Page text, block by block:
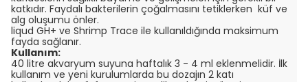
katkıdır. Faydalı bakterilerin çoğalmasını tetiklerken küf ve
alg oluşumu önler.
liqud GH+ ve Shrimp Trace ile kullanıldığında maksimum
fayda sağlanır.
Kullanım:
40 litre akvaryum suyuna haftalık 3 - 4 ml eklenmelidir. İlk
kullanım ve yeni kurulumlarda bu dozajın 2 katı